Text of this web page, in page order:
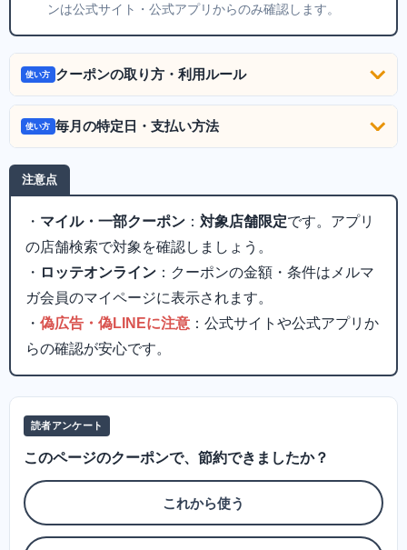
ンは公式サイト・公式アプリからのみ確認します。
使い方 クーポンの取り方・利用ルール
使い方 毎月の特定日・支払い方法
注意点
・ マイル・一部クーポン ： 対象店舗限定です。アプリ
の店舗検索で対象を確認しましょう。
・ ロッテオンライン ：クーポンの金額・条件はメルマ
ガ会員のマイページに表示されます。
・ 偽広告・偽LINEに注意 ：公式サイトや公式アプリか
らの確認が安心です。
読者アンケート
このページのクーポンで、節約できましたか？
これから使う